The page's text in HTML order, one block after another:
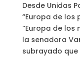
Desde Unidas
“Europa de los
“Europa de los
la senadora
subrayado que